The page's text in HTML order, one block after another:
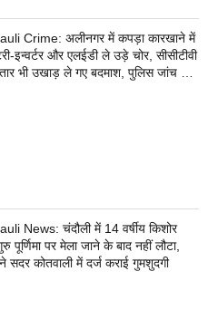
Crime: अलीनगर में कपड़ा कारखाने में
इन्वर्टर और एलईडी ले उड़े चोर, सीसीटीवी
भी उखाड़ ले गए बदमाश, पुलिस जांच में
News: चंदौली में 14 वर्षीय किशोर
पूर्णिमा पर मेला जाने के बाद नहीं लौटा,
सदर कोतवाली में दर्ज कराई गुमशुदगी